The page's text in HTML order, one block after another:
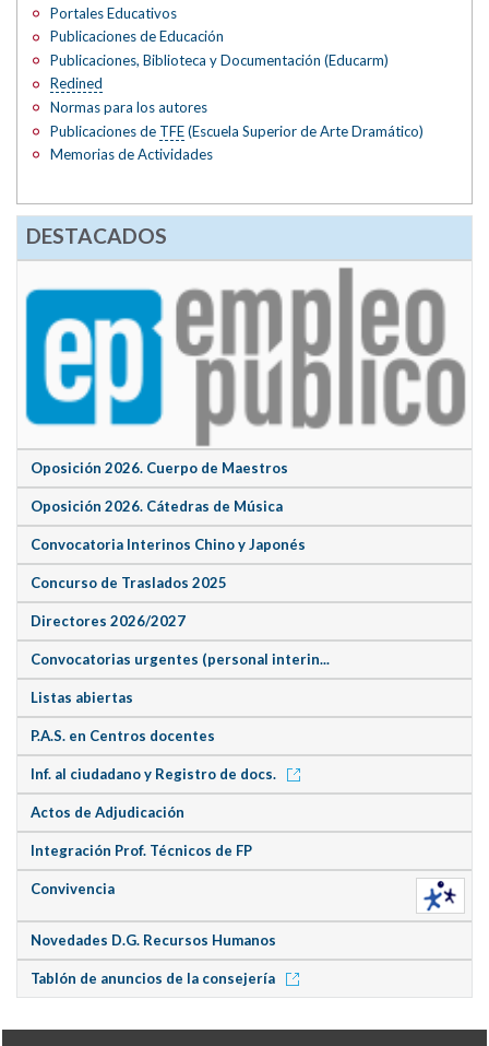
Portales Educativos
Publicaciones de Educación
Publicaciones, Biblioteca y Documentación (Educarm)
Redined
Normas para los autores
Publicaciones de TFE(Escuela Superior de Arte Dramático)
Memorias de Actividades
DESTACADOS
Oposición 2026. Cuerpo de Maestros
Oposición 2026. Cátedras de Música
Convocatoria Interinos Chino y Japonés
Concurso de Traslados 2025
Directores 2026/2027
Convocatorias urgentes (personal interin...
Listas abiertas
P.A.S. en Centros docentes
Inf. al ciudadano y Registro de docs.
Actos de Adjudicación
Integración Prof. Técnicos de FP
Convivencia
Novedades D.G. Recursos Humanos
Tablón de anuncios de la consejería